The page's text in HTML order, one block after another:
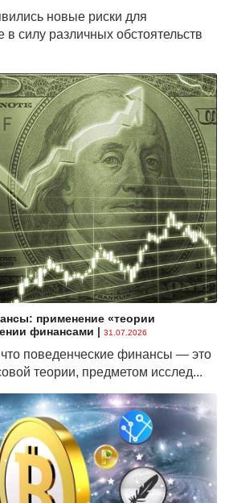
новые риски для
в силу различных обстоятельств
применение «теории
финансами | 31.07.2026
что поведенческие финансы — это
теории, предметом исслед...